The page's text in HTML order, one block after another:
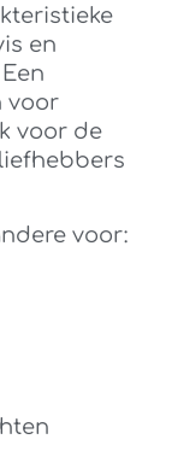
en
voor
voor de
voor: